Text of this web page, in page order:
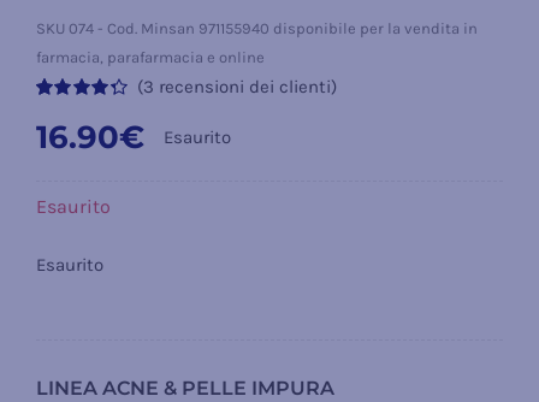
SKU 074 - Cod. Minsan 971155940 disponibile per la vendita in
farmacia, parafarmacia e online
4.33 su 5 su
base di
(3 recensioni dei clienti)
16.90€ Esaurito
Esaurito
Esaurito
LINEA ACNE & PELLE IMPURA